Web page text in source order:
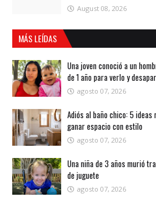
August 08, 2026
MÁS LEÍDAS
Una joven conoció a un
de 1 año para verlo y
agosto 07, 2026
Adiós al baño chico: 5
ganar espacio con estilo
agosto 07, 2026
Una niña de 3 años murió
de juguete
agosto 07, 2026